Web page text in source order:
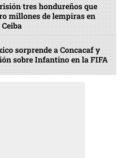
tres hondureños que
millones de lempiras en
sorprende a Concacaf y
sobre Infantino en la FIFA